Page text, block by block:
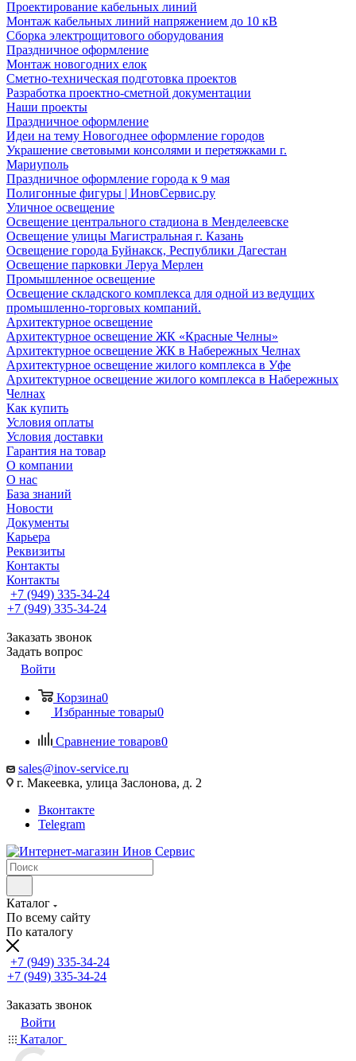
Проектирование кабельных линий
Монтаж кабельных линий напряжением до 10 кВ
Сборка электрощитового оборудования
Праздничное оформление
Монтаж новогодних елок
Сметно-техническая подготовка проектов
Разработка проектно-сметной документации
Наши проекты
Праздничное оформление
Идеи на тему Новогоднее оформление городов
Украшение световыми консолями и перетяжками г.
Мариуполь
Праздничное оформление города к 9 мая
Полигонные фигуры | ИновСервис.ру
Уличное освещение
Освещение центрального стадиона в Менделеевске
Освещение улицы Магистральная г. Казань
Освещение города Буйнакск, Республики Дагестан
Освещение парковки Леруа Мерлен
Промышленное освещение
Освещение складского комплекса для одной из ведущих
промышленно-торговых компаний.
Архитектурное освещение
Архитектурное освещение ЖК «Красные Челны»
Архитектурное освещение ЖК в Набережных Челнах
Архитектурное освещение жилого комплекса в Уфе
Архитектурное освещение жилого комплекса в Набережных
Челнах
Как купить
Условия оплаты
Условия доставки
Гарантия на товар
О компании
О нас
База знаний
Новости
Документы
Карьера
Реквизиты
Контакты
Контакты
+7 (949) 335-34-24
+7 (949) 335-34-24
Заказать звонок
Задать вопрос
Войти
Корзина0
Избранные товары0
Сравнение товаров0
sales@inov-service.ru
г. Макеевка, улица Заслонова, д. 2
Вконтакте
Telegram
Каталог
По всему сайту
По каталогу
+7 (949) 335-34-24
+7 (949) 335-34-24
Заказать звонок
Войти
Каталог